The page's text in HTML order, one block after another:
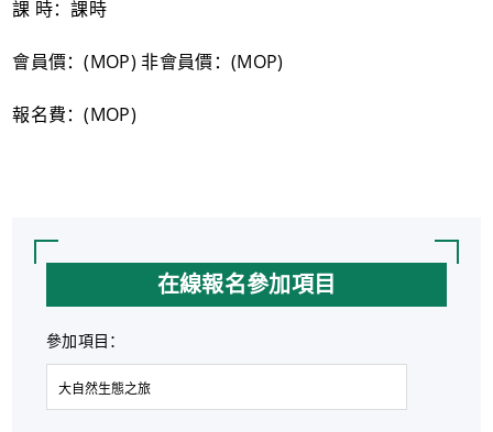
課 時：課時
會員價：(MOP) 非會員價：(MOP)
報名費：(MOP)
在線報名參加項目
參加項目：